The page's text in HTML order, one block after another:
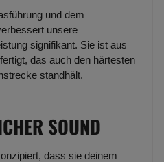
und dem
unsere
signifikant. Sie ist aus
das auch den härtesten
standhält.
SOUND
dass sie deinem